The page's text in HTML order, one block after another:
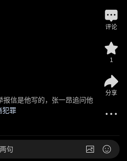
报信是他写的，张一昂追问他
犯罪
评论
1
分享
句